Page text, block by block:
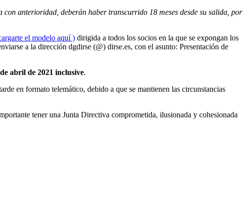
anterioridad, deberán haber transcurrido 18 meses desde su salida, por
el modelo aquí ) dirigida a todos los socios en la que se expongan los
a la dirección dgdirse (@) dirse.es, con el asunto: Presentación de
abril de 2021 inclusive.
en formato telemático, debido a que se mantienen las circunstancias
tener una Junta Directiva comprometida, ilusionada y cohesionada